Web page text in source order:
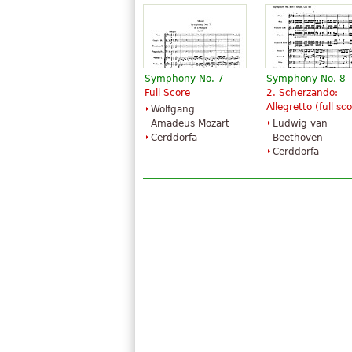
Symphony No. 7
Full Score
Wolfgang
Amadeus Mozart
Cerddorfa
Symphony No. 8
2. Scherzando:
Allegretto (full
Ludwig van
Beethoven
Cerddorfa